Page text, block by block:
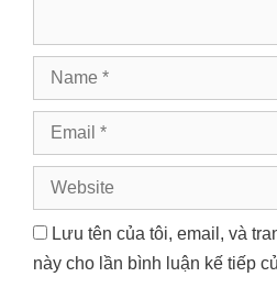
Name
Email
Website
Lưu tên của tôi, email, và
này cho lần bình luận kế tiếp